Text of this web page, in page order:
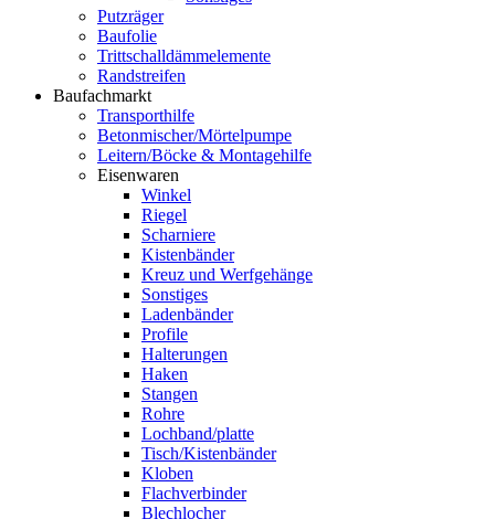
Putzräger
Baufolie
Trittschalldämmelemente
Randstreifen
Baufachmarkt
Transporthilfe
Betonmischer/Mörtelpumpe
Leitern/Böcke & Montagehilfe
Eisenwaren
Winkel
Riegel
Scharniere
Kistenbänder
Kreuz und Werfgehänge
Sonstiges
Ladenbänder
Profile
Halterungen
Haken
Stangen
Rohre
Lochband/platte
Tisch/Kistenbänder
Kloben
Flachverbinder
Blechlocher